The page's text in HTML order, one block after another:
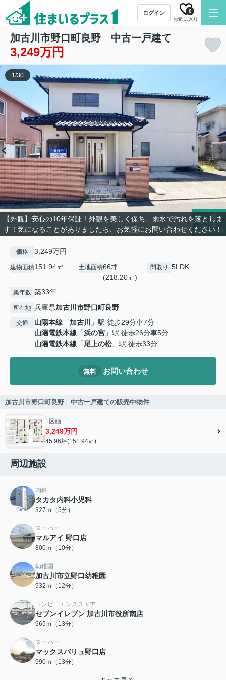
ログイン
お気に入り
0
加古川市野口町良野 中古一戸建て
3,249万円
【外観】安心の10年保証！外観を美しく保ち、雨水で汚れを落としま
す！気になることがありましたら、お気軽にお問い合わせください！
1/30
価格 3,249万円
建物面積151.94㎡ 土地面積66坪
(218.20㎡)
間取り 5LDK
築年数 築33年
所在地 兵庫県加古川市野口町良野
交通 山陽本線 「加古川
」駅 徒歩29分車7分
山陽電鉄本線 「浜の宮 」駅 徒歩26分車5分
山陽電鉄本線 「尾上の松」駅 徒歩33分
無料 お問い合わせ
加古川市野口町良野 中古一戸建ての販売中物件
1区画
3,249万円
45.96坪(151.94㎡)
周辺施設
内科
タカタ内科小児科
327ｍ（5分）
スーパー
マルアイ 野口店
800ｍ（10分）
幼稚園
加古川市立野口幼稚園
932ｍ（12分）
コンビニエンスストア
セブンイレブン 加古川市役所南店
965ｍ（13分）
スーパー
マックスバリュ野口店
990ｍ（13分）